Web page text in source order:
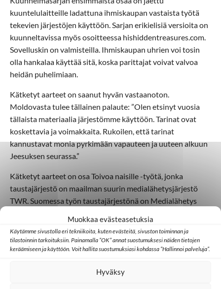
Muokkaa evästeasetuksia
Käytämme sivustolla eri tekniikoita, kuten evästeitä, sivuston toiminnan ja
tilastoinnin tarkoituksiin. Painamalla ”OK” annat suostumuksesi näiden tietojen
keräämiseen ja käyttöön. Voit hallita suostumuksiasi kohdassa ”Hallinnoi palveluja”.
Hyväksy
kuuntelulaitteille ladattuna ihmiskaupan vastaista työtä
tekevien järjestöjen käyttöön. Sarjan erikielisiä versioita on
kuunneltavissa myös osoitteessa hishiddentreasures.com.
Sovelluskin on valmisteilla. Ihmiskaupan uhrien voi tosin
olla hankalaa käyttää sitä, koska parittajat voivat valvoa
heidän puhelimiaan.
Kätketyt aarteet on saanut hyvän vastaanoton.
Moldovasta tulee tällainen palaute: ”Olen etsinyt vuosia
tällaista materiaalia järjestömme käyttöön. Tarinat ovat
koskettavia ja voimakkaita. Rukoilen, että tarinat
kannustavat monia pyrkimään vapauteen ja uuteen alkuun
Jeesuksen seurassa.”
Kätketyt aarteet on osa Toivoa naisille -työtä, jonka
taustajärjestö on maailman suurin medialähetysjärjestö
TWR. Suomessa työn taustajärjestönä on Medialähetys